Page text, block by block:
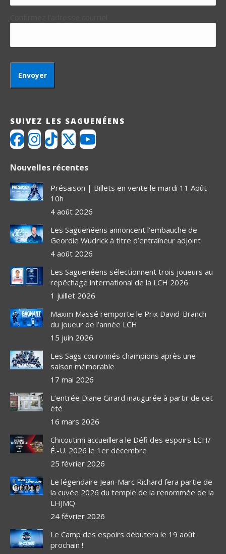
SUIVEZ LES SAGUENÉENS
Nouvelles récentes
Présaison | Billets en vente le mardi 11 Août
10h
4 août 2026
Les Saguenéens annoncent l’embauche de
Geordie Wudrick à titre d’entraîneur adjoint
4 août 2026
Les Saguenéens sélectionnent trois joueurs au
repêchage international de la LCH 2026
1 juillet 2026
Maxim Massé remporte le Prix David-Branch
du joueur de l’année LCH
15 juin 2026
Les Sags couronnés champions après une
saison mémorable
17 mai 2026
L’entrée Diane Girard inaugurée à partir de cet
été
16 mars 2026
Chicoutimi accueillera le Défi des espoirs LCH/
É.-U. 2026 le 1er décembre
25 février 2026
Le légendaire Jean-Marc Richard fera partie de
la cuvée 2026 du temple de la renommée de la
LHJMQ
24 février 2026
Le Camp des espoirs débutera le 19 août
prochain !